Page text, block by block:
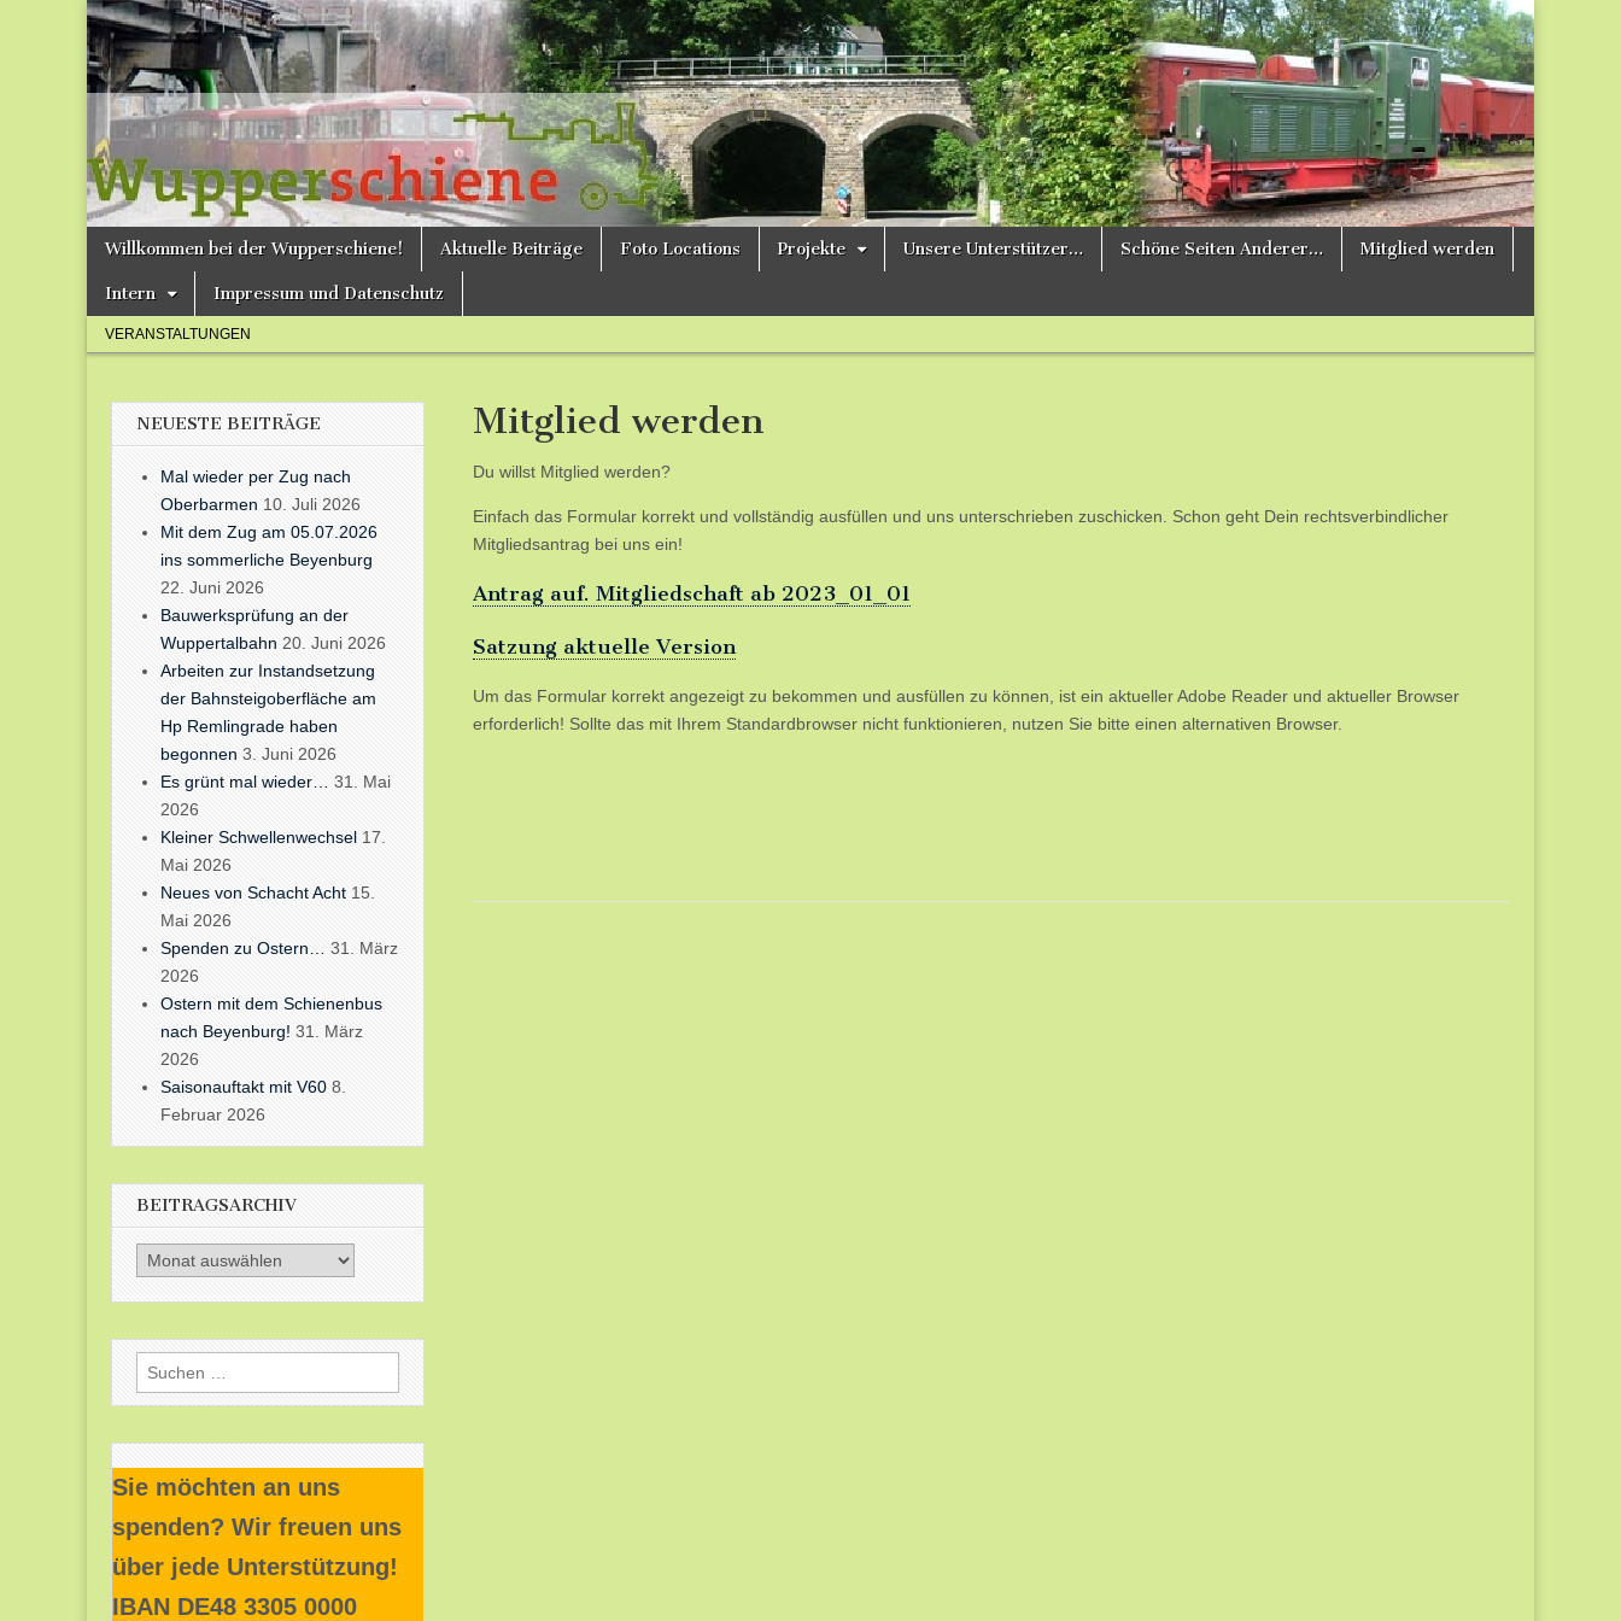
Bergische
Bahnen /
Förderverein
Wupperschiene
e.V.
Main
Skip
content
Willkommen bei der Wupperschiene! Aktuelle Beiträge Foto Locations Projekte Unsere Unterstützer… Schöne Seiten Anderer… Mitglied werden
Intern Impressum und Datenschutz
Sub
menu
VERANSTALTUNGEN
Mitglied werden
Du willst Mitglied werden?
Einfach das Formular korrekt und vollständig ausfüllen und uns unterschrieben zuschicken. Schon geht Dein rechtsverbindlicher
Mitgliedsantrag bei uns ein!
Antrag auf. Mitgliedschaft ab 2023_01_01
Satzung aktuelle Version
Um das Formular korrekt angezeigt zu bekommen und ausfüllen zu können, ist ein aktueller Adobe Reader und aktueller Browser
erforderlich! Sollte das mit Ihrem Standardbrowser nicht funktionieren, nutzen Sie bitte einen alternativen Browser.
NEUESTE BEITRÄGE
Mal wieder per Zug nach
Oberbarmen 10. Juli 2026
Mit dem Zug am 05.07.2026
ins sommerliche Beyenburg
22. Juni 2026
Bauwerksprüfung an der
Wuppertalbahn 20. Juni 2026
Arbeiten zur Instandsetzung
der Bahnsteigoberfläche am
Hp Remlingrade haben
begonnen 3. Juni 2026
Es grünt mal wieder…
31. Mai
2026
Kleiner Schwellenwechsel 17.
Mai 2026
Neues von Schacht Acht 15.
Mai 2026
Spenden zu Ostern…
31. März
2026
Ostern mit dem Schienenbus
nach Beyenburg! 31. März
2026
Saisonauftakt mit V60 8.
Februar 2026
BEITRAGSARCHIV
Beitragsarchiv
Suchen
nach:
Sie möchten an uns
spenden? Wir freuen uns
über jede Unterstützung!
IBAN DE48 3305 0000